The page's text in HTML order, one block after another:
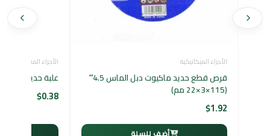
الأجزاء الميكانيكية
قرص قطع حديد ماكيوت دبل الماس 4.5″
(115×3×22 مم)
$1.92
الأجزاء الميكانيكية
علبة حديد مفردة أرضية
$0.38